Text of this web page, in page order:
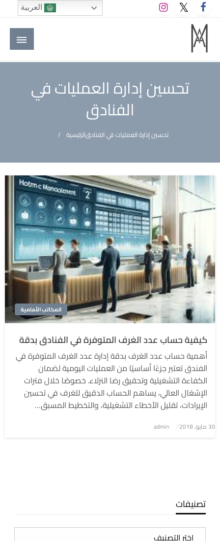
التخطي
إلى
المحتوى
M A hotels | إم ايه هوتيلز
الموقع الأول للعاملين في الفنادق في العالم العربي
تحسين إدارة العمليات في
الفنادق
الرئيسيةتحسين إدارة العمليات في الفنادق
المكاتب الأمامية
كيفية حساب عدد الغرف المتوفرة في الفنادق بدقة
أهمية حساب عدد الغرف بدقة إدارة عدد الغرف المتوفرة في
الفندق تعتبر جزءًا أساسيًا من العمليات اليومية لضمان
الكفاءة التشغيلية وتحقيق رضا النزلاء. خصوصًا خلال فترات
الإشغال العالي، يساهم الحساب الدقيق للغرف في تحسين
الإيرادات، تقليل الأخطاء التشغيلية، والتخطيط المسبق…
نُشر
30 مايو، 2018 admin
تصنيفات
تصنيفات
العربية